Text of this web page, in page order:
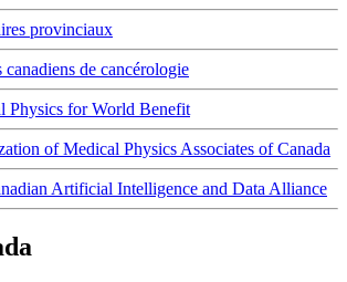
provinciaux
canadiens de cancérologie
Physics for World Benefit
of Medical Physics Associates of Canada
Artificial Intelligence and Data Alliance